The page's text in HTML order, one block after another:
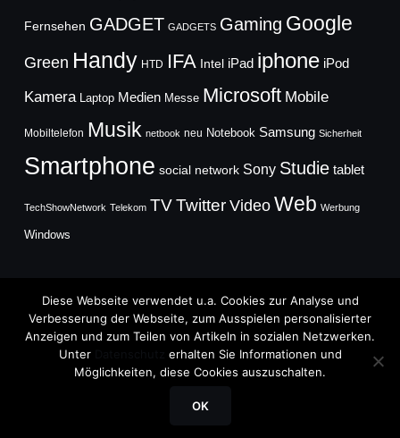
Fernsehen GADGET GADGETS Gaming Google
Green Handy HTD IFA Intel iPad iphone iPod
Kamera Laptop Medien Messe Microsoft Mobile
Mobiltelefon Musik netbook neu Notebook Samsung Sicherheit
Smartphone social network Sony Studie tablet
TechShowNetwork Telekom TVTwitter Video Web Werbung
Windows
Copyright © 2026
TechFieber Blog
Diese Webseite verwendet u.a. Cookies zur Analyse und
Verbesserung der Webseite, zum Ausspielen personalisierter
Anzeigen und zum Teilen von Artikeln in sozialen Netzwerken.
Unter
erhalten Sie Informationen und
Möglichkeiten, diese Cookies auszuschalten.
OK